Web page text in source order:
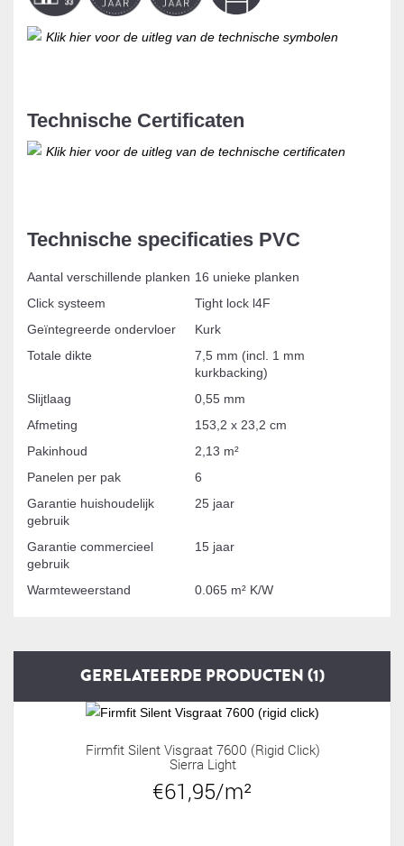
Klik hier voor de uitleg van de technische symbolen
Technische Certificaten
Klik hier voor de uitleg van de technische certificaten
Technische specificaties PVC
Aantal verschillende planken 16 unieke planken
Click systeem
Tight lock l4F
Geïntegreerde ondervloer
Kurk
Totale dikte
7,5 mm (incl. 1 mm
kurkbacking)
Slijtlaag
0,55 mm
Afmeting
153,2 x 23,2 cm
Pakinhoud
2,13 m²
Panelen per pak
6
Garantie huishoudelijk
gebruik
25 jaar
Garantie commercieel
gebruik
15 jaar
Warmteweerstand 0.065 m² K/W
GERELATEERDE PRODUCTEN (1)
Firmfit Silent Visgraat 7600 (rigid Click)
Sierra Light
€61,95/m²